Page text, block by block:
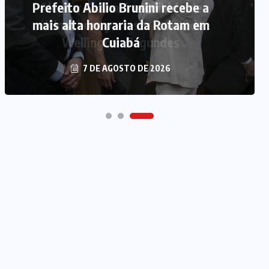
Prefeito Abilio Brunini recebe a
mais alta honraria da Rotam em
Cuiabá
7 DE AGOSTO DE 2026